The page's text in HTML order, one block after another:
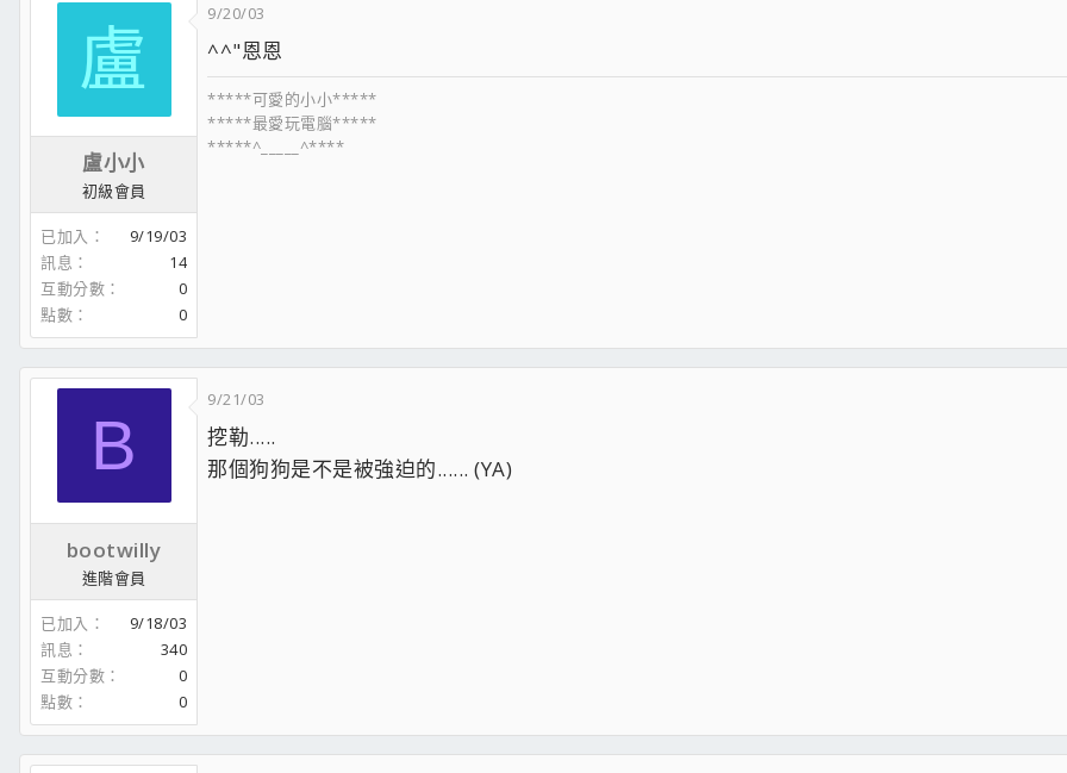
盧
盧小小
初級會員
已加入
9/19/03
訊息
14
互動分數
0
點數
0
9/20/03
^^"恩恩
*****可愛的小小*****
*****最愛玩電腦*****
*****^_____^****
B
bootwilly
進階會員
已加入
9/18/03
訊息
340
互動分數
0
點數
0
9/21/03
挖勒.....
那個狗狗是不是被強迫的...... (YA)